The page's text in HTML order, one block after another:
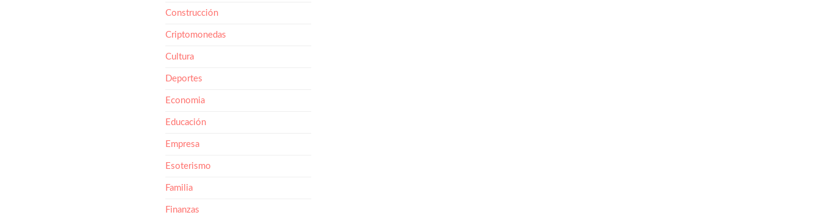
Construcción
Criptomonedas
Cultura
Deportes
Economia
Educación
Empresa
Esoterismo
Familia
Finanzas